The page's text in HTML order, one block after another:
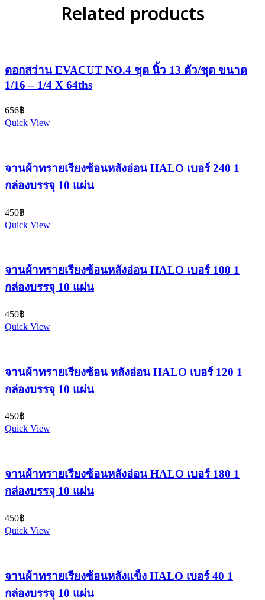
Related products
ดอกสว่าน EVACUT NO.4 ชุด นิ้ว 13 ตัว/ชุด ขนาด
1/16 – 1/4 X 64ths
656฿
Quick View
จานผ้าทรายเรียงซ้อนหลังอ่อน HALO เบอร์ 240 1
กล่องบรรจุ 10 แผ่น
450฿
Quick View
จานผ้าทรายเรียงซ้อนหลังอ่อน HALO เบอร์ 100 1
กล่องบรรจุ 10 แผ่น
450฿
Quick View
จานผ้าทรายเรียงซ้อน หลังอ่อน HALO เบอร์ 120 1
กล่องบรรจุ 10 แผ่น
450฿
Quick View
จานผ้าทรายเรียงซ้อนหลังอ่อน HALO เบอร์ 180 1
กล่องบรรจุ 10 แผ่น
450฿
Quick View
จานผ้าทรายเรียงซ้อนหลังแข็ง HALO เบอร์ 40 1
กล่องบรรจุ 10 แผ่น